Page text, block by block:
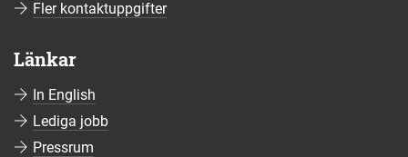
Fler kontaktuppgifter
Länkar
In English
Lediga jobb
Pressrum